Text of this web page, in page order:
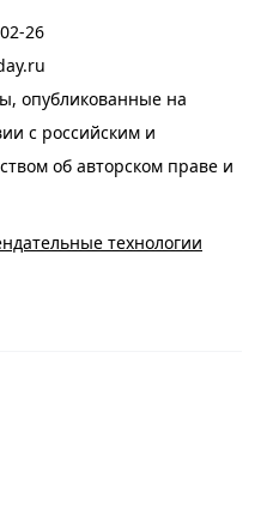
26
опубликованные на
с российским и
об авторском праве и
технологии